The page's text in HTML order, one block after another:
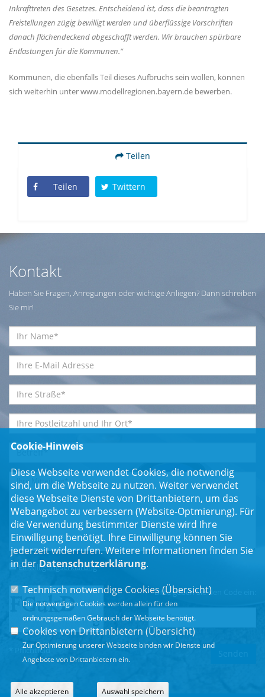
Inkrafttreten des Gesetzes. Entscheidend ist, dass die beantragten
Freistellungen zügig bewilligt werden und überflüssige Vorschriften
danach flächendeckend abgeschafft werden. Wir brauchen spürbare
Entlastungen für die Kommunen.“
Kommunen, die ebenfalls Teil dieses Aufbruchs sein wollen, können
sich weiterhin unter www.modellregionen.bayern.de bewerben.
Teilen
Teilen Twittern
Kontakt
Haben Sie Fragen, Anregungen oder wichtige Anliegen? Dann schreiben
Sie mir!
Einwilligungserklärung*
Bitte geben Sie den Code ein:
* Pflichtfeld
Cookie-Hinweis
Diese Webseite verwendet Cookies, die notwendig
sind, um die Webseite zu nutzen. Weiter verwendet
diese Webseite Dienste von Drittanbietern, um das
Webangebot zu verbessern (Website-Optmierung). Für
die Verwendung bestimmter Dienste wird Ihre
Einwilligung benötigt. Ihre Einwilligung können Sie
jederzeit widerrufen. Weitere Informationen finden Sie
in der Datenschutzerklärung.
Technisch notwendige Cookies (Übersicht)
Die notwendigen Cookies werden allein für den
ordnungsgemäßen Gebrauch der Webseite benötigt.
Cookies von Drittanbietern (Übersicht)
Zur Optimierung unserer Webseite binden wir Dienste und
Angebote von Drittanbietern ein.
Alle akzeptieren Auswahl speichern